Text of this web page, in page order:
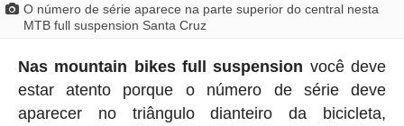
O número de série aparece na parte superior do central nesta
MTB full suspension Santa Cruz
Nas mountain bikes full suspension você deve
estar atento porque o número de série deve
aparecer no triângulo dianteiro da bicicleta,